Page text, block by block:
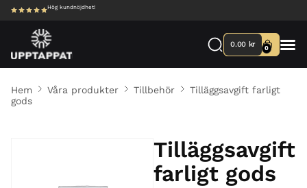
Hög kundnöjdhet!
0.00 kr 0
Hem Våra produkter Tillbehör
Tilläggsavgift farligt
gods
Tilläggsavgift
farligt gods